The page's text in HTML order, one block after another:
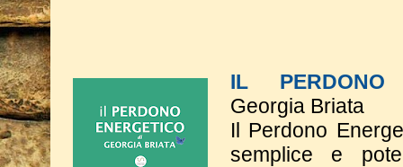
IL PERDONO
Georgia Briata
Il Perdono
semplice e